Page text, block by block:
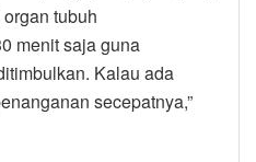
tubuh
menit saja guna
Kalau ada
secepatnya,”